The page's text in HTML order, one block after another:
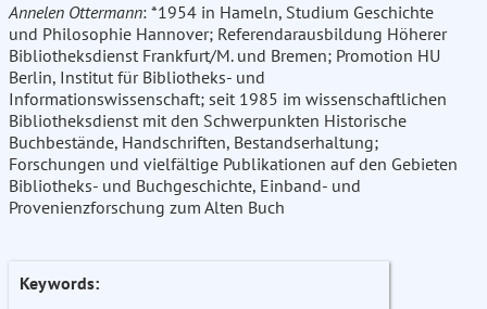
Annelen Ottermann: *1954 in Hameln, Studium Geschichte
und Philosophie Hannover; Referendarausbildung Höherer
Bibliotheksdienst Frankfurt/M. und Bremen; Promotion HU
Berlin, Institut für Bibliotheks- und
Informationswissenschaft; seit 1985 im wissenschaftlichen
Bibliotheksdienst mit den Schwerpunkten Historische
Buchbestände, Handschriften, Bestandserhaltung;
Forschungen und vielfältige Publikationen auf den Gebieten
Bibliotheks- und Buchgeschichte, Einband- und
Provenienzforschung zum Alten Buch
Keywords: